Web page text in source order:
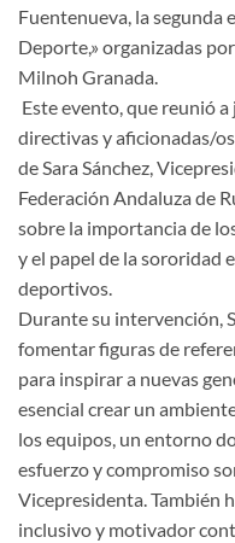
Fuentenueva, la segunda
Deporte,» organizadas
Milnoh Granada.
Este evento, que reunió
directivas y aficionadas/
de Sara Sánchez,
Federación Andaluza de
sobre la importancia de
y el papel de la sororidad
deportivos.
Durante su intervención,
fomentar figuras de
para inspirar a nuevas
esencial crear un
los equipos, un entorno
esfuerzo y compromiso
Vicepresidenta. También
inclusivo y motivador